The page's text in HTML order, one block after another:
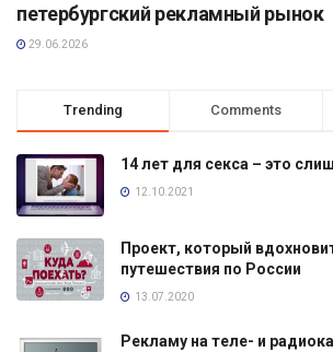
петербургский рекламный рынок
29.06.2026
Trending Comments
14 лет для секса – это
12.10.2021
Проект, который
путешествия по России
13.07.2020
Рекламу на теле- и